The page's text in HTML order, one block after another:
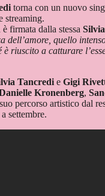
torna con un nuovo
streaming.
firmata dalla stessa
dell’amore, quello
riuscito a catturare
Tancredi e Gigi
Kronenberg,
percorso artistico dal
settembre.